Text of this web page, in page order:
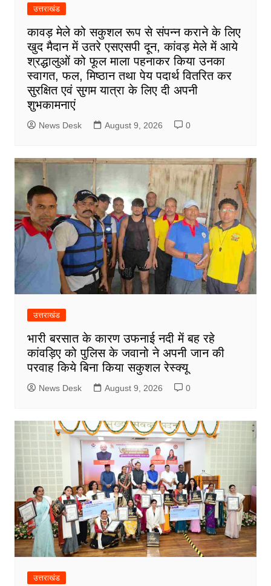
उत्तराखंड
कावड़ मेले को सकुशल रूप से संपन्न कराने के लिए
खुद मैदान में उतरे एसएसपी दून, कांवड़ मेले में आये
श्रद्धालुओं को फूल माला पहनाकर किया उनका
स्वागत, फल, मिष्ठान तथा पेय पदार्थ वितरित कर
सुरक्षित एवं सुगम यात्रा के लिए दी अपनी
शुभकामनाएं
News Desk August 9, 2026 0
उत्तराखंड
भारी बरसात के कारण उफनाई नदी में बह रहे
कांवड़िए को पुलिस के जवानो ने अपनी जान की
परवाह किये बिना किया सकुशल रेस्क्यू
News Desk August 9, 2026 0
उत्तराखंड